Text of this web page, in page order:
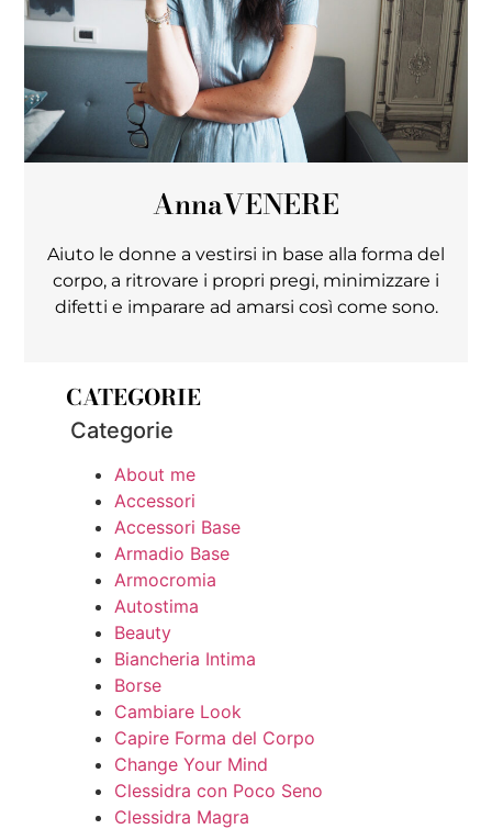
AnnaVENERE
Aiuto le donne a vestirsi in base alla forma del
corpo, a ritrovare i propri pregi, minimizzare i
difetti e imparare ad amarsi così come sono.
CATEGORIE
Categorie
About me
Accessori
Accessori Base
Armadio Base
Armocromia
Autostima
Beauty
Biancheria Intima
Borse
Cambiare Look
Capire Forma del Corpo
Change Your Mind
Clessidra con Poco Seno
Clessidra Magra